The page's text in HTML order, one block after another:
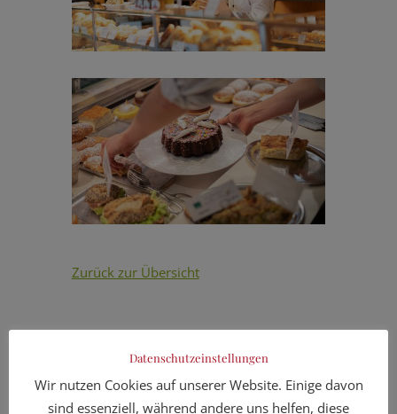
Zurück zur Übersicht
Neueste Beiträge
Datenschutzeinstellungen
Wir nutzen Cookies auf unserer Website. Einige davon
sind essenziell, während andere uns helfen, diese